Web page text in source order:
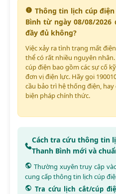
Thông tin lịch cúp
Bình từ ngày 08/08/2026
đầy đủ không?
Việc xảy ra tình trạng mất
thể có rất nhiều nguyên
cúp điện bao gồm các sự cố
đơn vị điện lực. Hãy gọi
cầu bảo trì hệ thống điện,
biện pháp chính thức.
Cách tra cứu thông tin
Thanh Bình mới và
Thường xuyên truy cập
cung cấp thông tin lịch cúp
Tra cứu lịch cắt/cúp